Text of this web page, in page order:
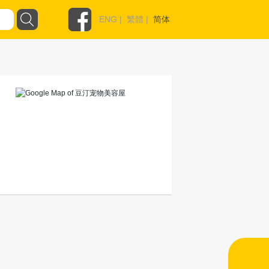
ENG | 繁體 | 简体